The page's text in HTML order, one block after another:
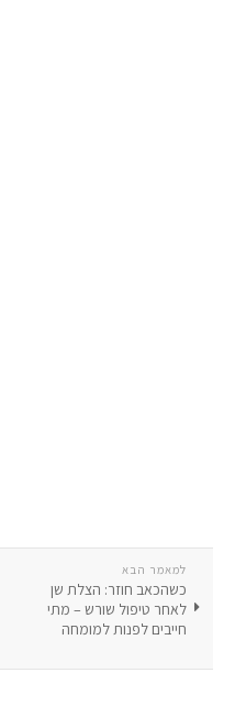
למאמר הבא
כשהכאב חוזר: הצלת שן
לאחר טיפול שורש – מתי
חייבים לפנות למומחה